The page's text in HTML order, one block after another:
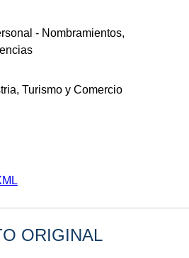
- Nombramientos,
Turismo y Comercio
ORIGINAL